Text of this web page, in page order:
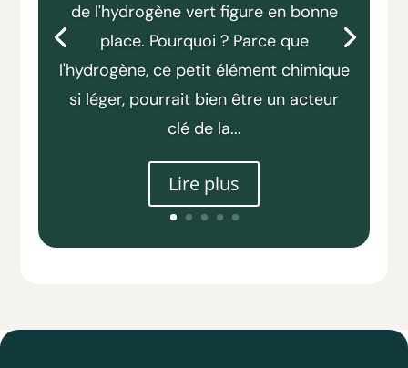
de l'hydrogène vert figure en bonne
place. Pourquoi ? Parce que
l'hydrogène, ce petit élément chimique
si léger, pourrait bien être un acteur
clé de la...
Lire plus